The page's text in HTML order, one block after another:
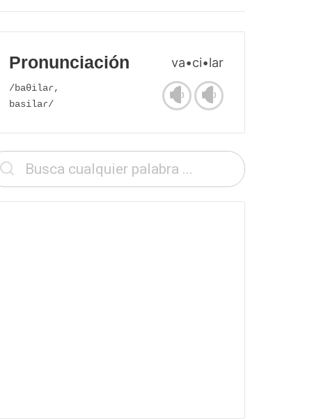
Pronunciación va•ci•lar
/baθilaɾ,
basilaɾ/